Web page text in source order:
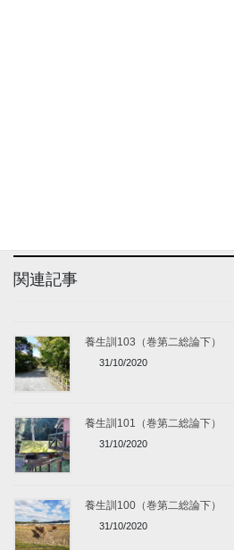
関連記事
養生訓103（巻第二総論下）
31/10/2020
養生訓101（巻第二総論下）
31/10/2020
養生訓100（巻第二総論下）
31/10/2020